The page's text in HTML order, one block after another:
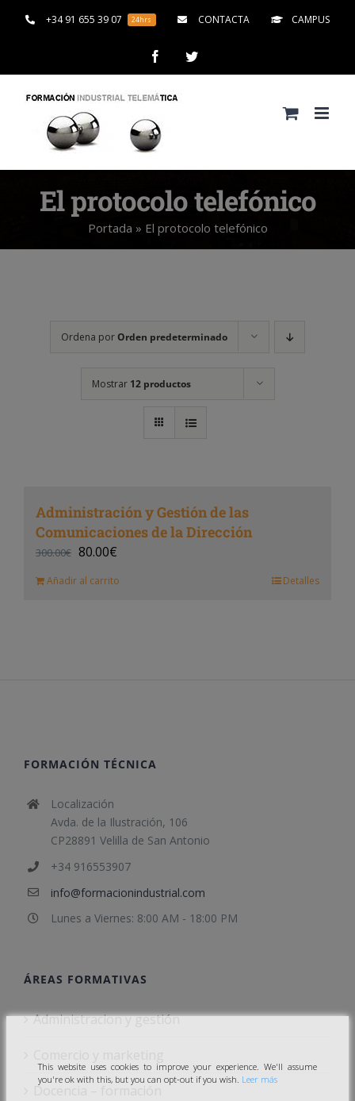
+34 91 655 39 07 24hrs CONTACTA CAMPUS
FacebookTwitter
El protocolo telefónico
Portada » El protocolo telefónico
Ordena porOrden predeterminado
Mostrar 12 productos
Administración y Gestión de las
Comunicaciones de la Dirección
300.00€ 80.00€
Añadir al carrito Detalles
FORMACIÓN TÉCNICA
Localización
Avda. de la Ilustración, 106
CP28891 Velilla de San Antonio
+34 916553907
info@formacionindustrial.com
Lunes a Viernes: 8:00 AM - 18:00 PM
ÁREAS FORMATIVAS
Administracion y gestión
Docencia – formación
This website uses cookies to improve your experience. We'll assume
you're ok with this, but you can opt-out if you wish. Leer más